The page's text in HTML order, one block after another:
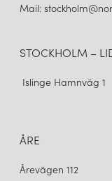
Mail:
STOCKHOLM –
Islinge Hamnväg 1
ÅRE
Årevägen 112